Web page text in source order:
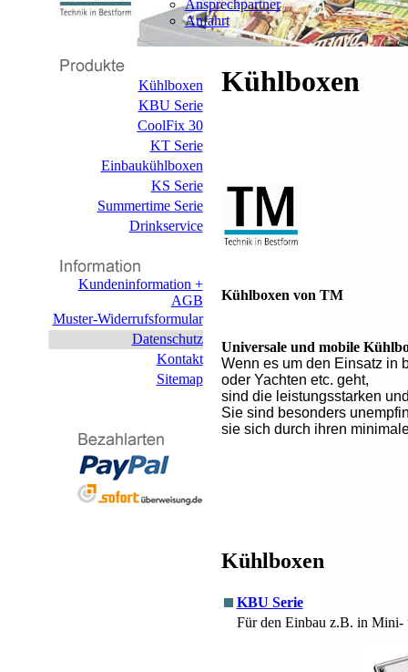
Ansprechpartner
Anfahrt
Kühlboxen
KBU Serie
CoolFix 30
KT Serie
Einbaukühlboxen
KS Serie
Summertime Serie
Drinkservice
Kundeninformation +
AGB
Muster-Widerrufsformular
Datenschutz
Kontakt
Sitemap
Kühlboxen
Kühlboxen von TM
Universale und mobile
Wenn es um den Einsatz in
oder Yachten etc. geht,
sind die leistungsstarken
Sie sind besonders
sie sich durch ihren
Kühlboxen
KBU Serie
Für den Einbau z.B. in Mini-